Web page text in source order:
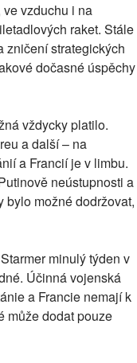
vzduchu i na
raket. Stále
zničení strategických
dočasné úspěchy
vždycky platilo.
a další – na
a Francií je v limbu.
neústupnosti a
bylo možné dodržovat,
minulý týden v
Účinná vojenská
a Francie nemají k
může dodat pouze